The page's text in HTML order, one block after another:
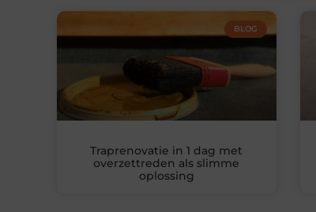
BLOG
Traprenovatie in 1 dag met
overzettreden als slimme
oplossing